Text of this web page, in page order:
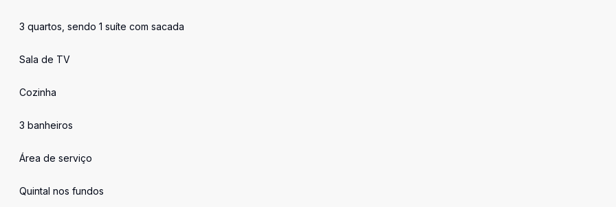
3 quartos, sendo 1 suíte com sacada
Sala de TV
Cozinha
3 banheiros
Área de serviço
Quintal nos fundos